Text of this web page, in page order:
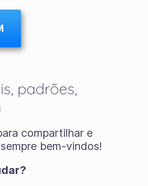
padrões,
compartilhar e
bem-vindos!